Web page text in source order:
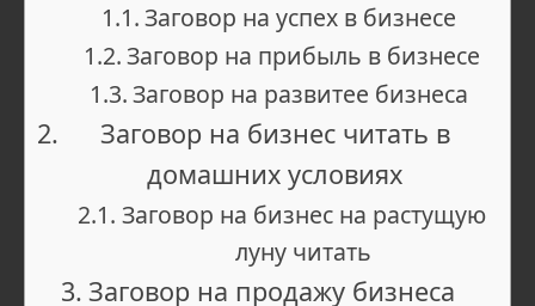
Заговор на успех в бизнесе
Заговор на прибыль в бизнесе
Заговор на развитее бизнеса
Заговор на бизнес читать в
домашних условиях
Заговор на бизнес на растущую
луну читать
Заговор на продажу бизнеса